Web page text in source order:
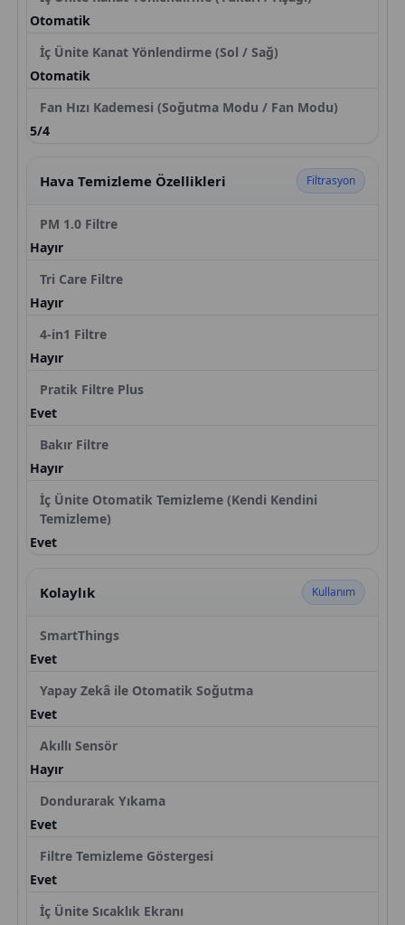
Otomatik
İç Ünite Kanat Yönlendirme (Sol / Sağ)
Otomatik
Fan Hızı Kademesi (Soğutma Modu / Fan Modu)
5/4
Hava Temizleme Özellikleri Filtrasyon
PM 1.0 Filtre
Hayır
Tri Care Filtre
Hayır
4-in1 Filtre
Hayır
Pratik Filtre Plus
Evet
Bakır Filtre
Hayır
İç Ünite Otomatik Temizleme (Kendi Kendini
Temizleme)
Evet
Kolaylık Kullanım
SmartThings
Evet
Yapay Zekâ ile Otomatik Soğutma
Evet
Akıllı Sensör
Hayır
Dondurarak Yıkama
Evet
Filtre Temizleme Göstergesi
Evet
İç Ünite Sıcaklık Ekranı